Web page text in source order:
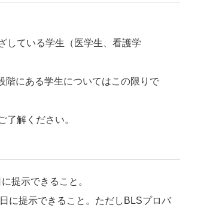
している学生（医学生、看護学
階にある学生についてはこの限りで
解ください。
提示できること。
に提示できること。ただしBLSプロバ